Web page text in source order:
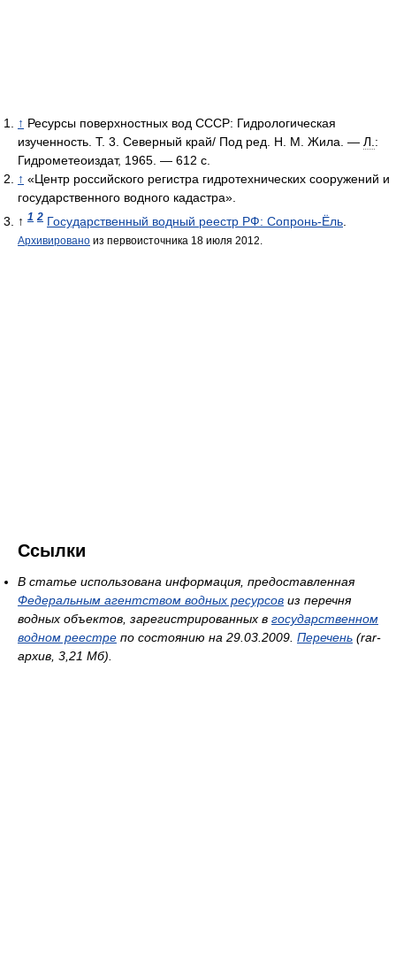
↑ Ресурсы поверхностных вод СССР: Гидрологическая
изученность. Т. 3. Северный край/ Под ред. Н. М. Жила. — Л. :
Гидрометеоиздат, 1965. — 612 с.
↑ «Центр российского регистра гидротехнических сооружений и
государственного водного кадастра».
↑ 1 2 Государственный водный реестр РФ: Сопронь-Ёль
Архивировано из первоисточника 18 июля 2012.
Ссылки
В статье использована информация, предоставленная
Федеральным агентством водных ресурсов из перечня
водных объектов, зарегистрированных в государственном
водном реестре по состоянию на 29.03.2009. Перечень (rar-
архив, 3,21 Мб).